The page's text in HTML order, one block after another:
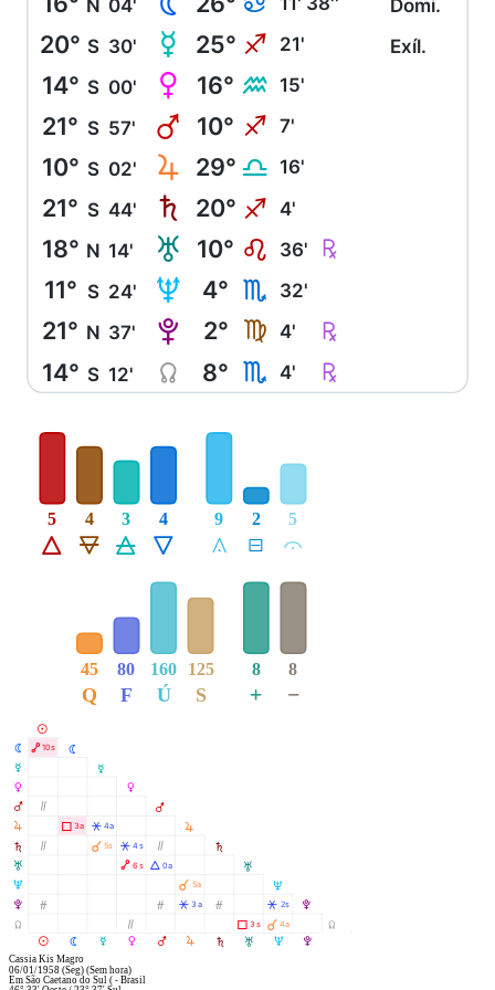
N 04' Domi.
20° S 30' O 25° I 21' Exíl.
14° S 00' P 16° K 15'
21° S 57' Q 10° I 7'
10° S 02' R 29° G 16'
21° S 44' S 20° I 4'
18° N 14' T 10° E 36' Ç
11° S 24' U 4° H 32'
21° N 37' V 2° F 4' Ç
14° S 12' Y 8° H 4' Ç
Á
5
Ë
4
Ô
3
Ê
4
Å
9
É
2
Ă
5
Q
45
F
80
Ú
160
S
125
+
8
−
8
M
M
N
N
N
O
O
O
P
P
P
Q
Q
Q
R
R
R
S
S
S
T
T
T
U
U
U
V
V
V
Y
Y
Ä10s
Ò
Ò
Ó
Ã 3a Â 4a
À 5s Â 4s
Ä 6s
Ò
Ò
Á 0a
Ó
À 5a
Â 3a
Ó
Ã 3s
Â 2s
À 4a
Cassia Kis Magro
06/01/1958 (Seg)(Sem hora)
EmSão Caetano do Sul ( - Brasil